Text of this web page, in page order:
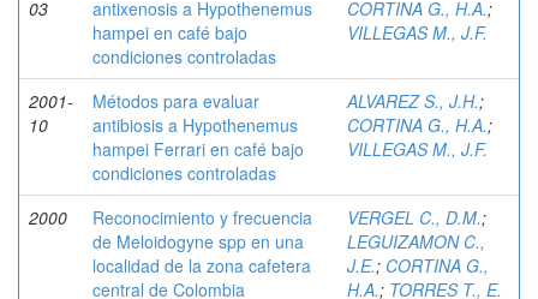
03
antixenosis a Hypothenemus
hampei en café bajo
condiciones controladas
CORTINA G., H.A.;
VILLEGAS M., J.F.
2001-
10
Métodos para evaluar
antibiosis a Hypothenemus
hampei Ferrari en café bajo
condiciones controladas
ALVAREZ S., J.H.;
CORTINA G., H.A.;
VILLEGAS M., J.F.
2000
Reconocimiento y frecuencia
de Meloidogyne spp en una
localidad de la zona cafetera
central de Colombia
VERGEL C., D.M.;
LEGUIZAMON C.,
J.E.; CORTINA G.,
H.A.; TORRES T., E.